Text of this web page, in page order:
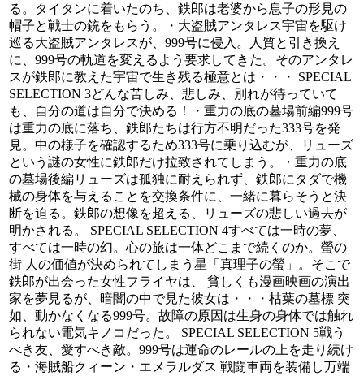
る。タイタンに着いたのち、鉄郎は老婆から息子の形見の
帽子と戦士の銃をもらう。・大盗賊アンタレス宇宙を駆け
巡る大盗賊アンタレスが、999号に侵入。人質と引き換え
に、999号の軌道を変えるよう要求してきた。そのアンタレ
スが鉄郎に教えた宇宙で生き残る極意とは・・・ SPECIAL
SELECTION 3どんな苦しみ、悲しみ、別れが待っていて
も、自分の道は自分で決める！・重力の底の墓場前編999号
は重力の底に落ち、鉄郎たちは行方不明だった333号を発
見。中の様子を確認するため333号に乗り込むが、リューズ
という謎の女性に鉄郎だけ拉致されてしまう。・重力の底
の墓場後編リューズは孤独に耐えられず、鉄郎にタダで機
械の身体を与えることを交換条件に、一緒に暮らそうと決
断を迫る。鉄郎の想像を超える、リューズの悲しい過去が
明かされる。 SPECIAL SELECTION 4すべては一時の夢、
すべては一時の幻。心の旅は一体どこまで続くのか。螢の
街 人の価値が決められてしまう星「真理子の螢」。そこで
鉄郎が出会った女性フライヤは、 貧しくも漫画映画の演出
家を夢見るが、暗闇の中で見た彼女は・・・枯葉の墓標 突
如、動かなくなる999号。故障の原因は生身の身体では触れ
られない電気キノコだった。 SPECIAL SELECTION 5戦う
べき友、愛すべき敵。999号は運命のレールの上を走り続け
る・海賊船クィーン・エメラルダス 戦闘車両を装備し万端